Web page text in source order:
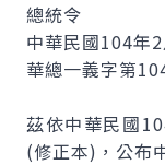
總統令
中華民國104年
華總一義字第
茲依中華民國
(修正本)，公布